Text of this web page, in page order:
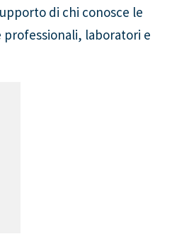
di chi conosce le
professionali, laboratori e